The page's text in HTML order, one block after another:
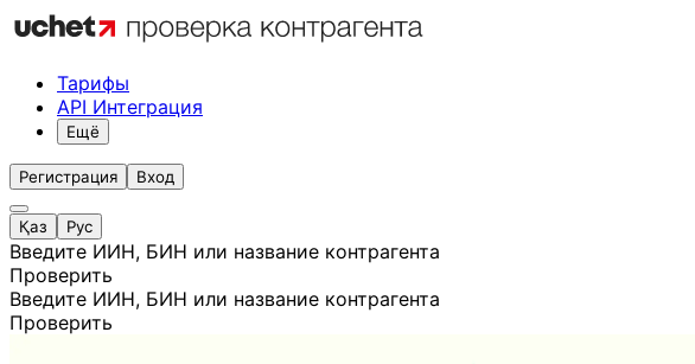
Тарифы
API Интеграция
Ещё
Регистрация Вход
Қаз Рус
Введите ИИН, БИН или название контрагента
Проверить
Введите ИИН, БИН или название контрагента
Проверить